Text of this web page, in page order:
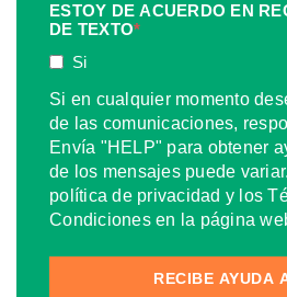
ESTOY DE ACUERDO EN
DE TEXTO*
Si
Si en cualquier momento
de las comunicaciones,
Envía "HELP" para obtener
de los mensajes puede
política de privacidad y los
Condiciones en la página